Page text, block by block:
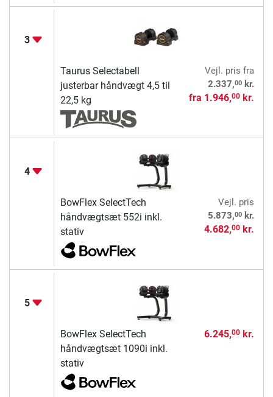
3
Taurus Selectabell
justerbar håndvægt 4,5 til
22,5 kg
Vejl. pris fra
2.337,00kr.
fra 1.946,00kr.
4
BowFlex SelectTech
håndvægtsæt 552i inkl.
stativ
Vejl. pris
5.873,00kr.
4.682,00kr.
5
BowFlex SelectTech
håndvægtsæt 1090i inkl.
stativ
6.245,00kr.